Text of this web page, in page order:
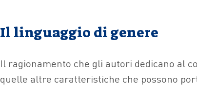
Il linguaggio di genere
Il ragionamento che gli autori dedicano al
quelle altre caratteristiche che possono